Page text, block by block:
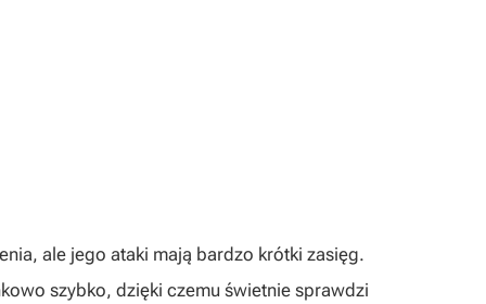
ale jego ataki mają bardzo krótki zasięg.
szybko, dzięki czemu świetnie sprawdzi